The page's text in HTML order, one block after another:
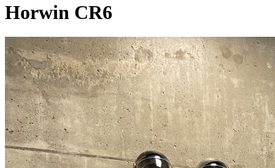
Horwin CR6